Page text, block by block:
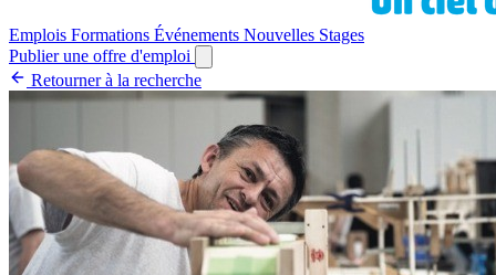
Emplois Formations Événements Nouvelles Stages
Publier une offre d'emploi
Retourner à la recherche